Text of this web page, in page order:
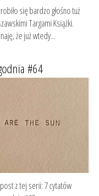
się bardzo głośno tuż
Targami Książki.
że już wtedy...
#64
z tej serii: 7 cytatów